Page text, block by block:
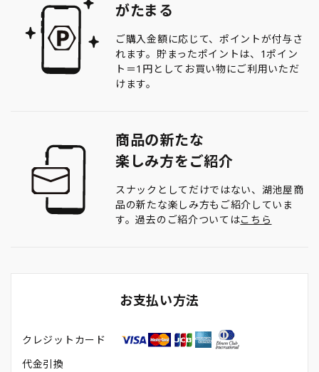
がたまる
ご購入金額に応じて、ポイントが付与さ
れます。貯まったポイントは、1ポイン
ト＝1円としてお買い物にご利用いただ
けます。
商品の新たな
楽しみ方をご紹介
スナックとしてだけではない、湖池屋商
品の新たな楽しみ方もご紹介していま
す。過去のご紹介ついてはこちら
お支払い方法
クレジットカード
代金引換